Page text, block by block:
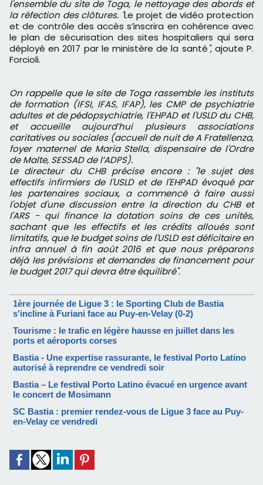
l'ensemble du site de Toga, le nettoyage des abords et
la réfection des clôtures. "Le projet de vidéo protection
et de contrôle des accès s’inscrira en cohérence avec
le plan de sécurisation des sites hospitaliers qui sera
déployé en 2017 par le ministère de la santé", ajoute P.
Forcioli.
On rappelle que le site de Toga rassemble les instituts
de formation (IFSI, IFAS, IFAP), les CMP de psychiatrie
adultes et de pédopsychiatrie, l'EHPAD et l'USLD du CHB,
et accueille aujourd’hui plusieurs associations
caritatives ou sociales (accueil de nuit de A Fratellenza,
foyer maternel de Maria Stella, dispensaire de l'Ordre
de Malte, SESSAD de l’ADPS).
Le directeur du CHB précise encore : "le sujet des
effectifs infirmiers de l'USLD et de l'EHPAD évoqué par
les partenaires sociaux, a commencé à faire aussi
l'objet d'une discussion entre la direction du CHB et
l'ARS - qui finance la dotation soins de ces unités,
sachant que les effectifs et les crédits alloués sont
limitatifs, que le budget soins de l'USLD est déficitaire en
infra annuel à fin août 2016 et que nous préparons
déjà les prévisions et demandes de financement pour
le budget 2017 qui devra être équilibré".
1ère journée de Ligue 3 : le Sporting Club de Bastia
s'incline à Furiani face au Puy-en-Velay (0-2)
Tourisme : le trafic en légère hausse en juillet dans les
ports et aéroports corses
Bastia - Une expertise rassurante, le festival Porto Latino
autorisé à reprendre ce vendredi soir
Bastia – Le festival Porto Latino évacué en urgence avant
le concert de Mosimann
SC Bastia : premier rendez-vous de Ligue 3 face au Puy-
en-Velay ce vendredi